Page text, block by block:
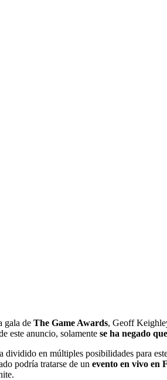
gala de The Game Awards, Geoff
este anuncio, solamente se ha negado
dividido en múltiples posibilidades para
podría tratarse de un evento en vivo en